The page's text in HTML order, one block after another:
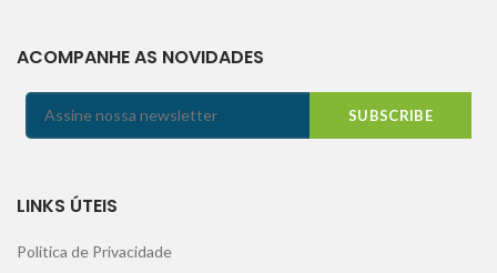
ACOMPANHE AS NOVIDADES
LINKS ÚTEIS
Politica de Privacidade